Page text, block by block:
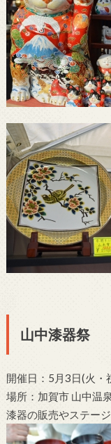
山中漆器祭
開催日：5月3日(火・
場所：加賀市 山中温泉
漆器の販売やステー